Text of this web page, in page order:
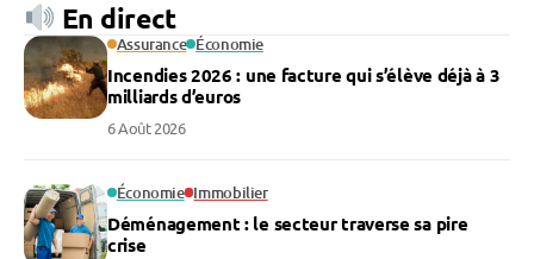
En direct
Assurance Économie
Incendies 2026 : une facture qui s’élève déjà à 3
milliards d’euros
6 Août 2026
Économie Immobilier
Déménagement : le secteur traverse sa pire
crise